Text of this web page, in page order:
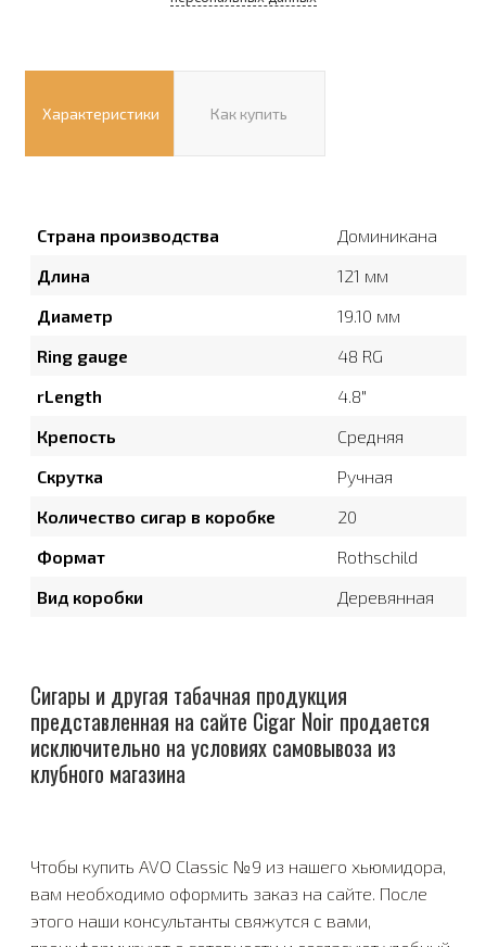
Характеристики Как купить
Страна производства
Доминикана
Длина
121 мм
Диаметр
19.10 мм
Ring gauge
48 RG
rLength
4.8″
Крепость
Средняя
Скрутка
Ручная
Количество сигар в коробке
20
Формат
Rothschild
Вид коробки
Деревянная
Сигары и другая табачная продукция
представленная на сайте Cigar Noir продается
исключительно на условиях самовывоза из
клубного магазина
Чтобы купить AVO Classic №9 из нашего хьюмидора,
вам необходимо оформить заказ на сайте. После
этого наши консультанты свяжутся с вами,